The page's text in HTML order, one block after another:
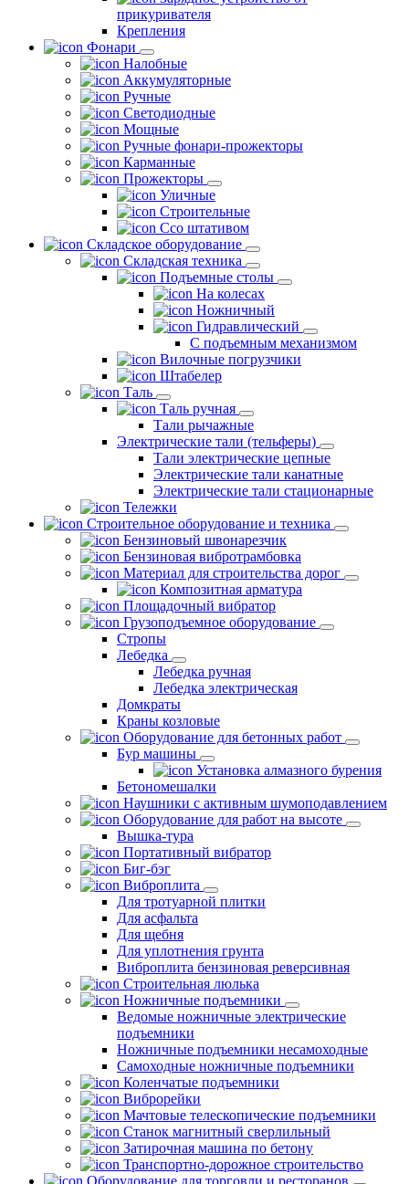
прикуривателя
Крепления
Фонари
Налобные
Аккумуляторные
Ручные
Светодиодные
Мощные
Ручные фонари-прожекторы
Карманные
Прожекторы
Уличные
Строительные
Ссо штативом
Складское оборудование
Складская техника
Подъемные столы
На колесах
Ножничный
Гидравлический
С подъемным механизмом
Вилочные погрузчики
Штабелер
Таль
Таль ручная
Тали рычажные
Электрические тали (тельферы)
Тали электрические цепные
Электрические тали канатные
Электрические тали стационарные
Тележки
Строительное оборудование и техника
Бензиновый швонарезчик
Бензиновая вибротрамбовка
Материал для строительства дорог
Композитная арматура
Площадочный вибратор
Грузоподъемное оборудование
Стропы
Лебедка
Лебедка ручная
Лебедка электрическая
Домкраты
Краны козловые
Оборудование для бетонных работ
Бур машины
Установка алмазного бурения
Бетономешалки
Наушники с активным шумоподавлением
Оборудование для работ на высоте
Вышка-тура
Портативный вибратор
Биг-бэг
Виброплита
Для тротуарной плитки
Для асфальта
Для щебня
Для уплотнения грунта
Виброплита бензиновая реверсивная
Строительная люлька
Ножничные подъемники
Ведомые ножничные электрические
подъемники
Ножничные подъемники несамоходные
Самоходные ножничные подъемники
Коленчатые подъемники
Виброрейки
Мачтовые телескопические подъемники
Станок магнитный сверлильный
Затирочная машина по бетону
Транспортно-дорожное строительство
Оборудование для торговли и ресторанов